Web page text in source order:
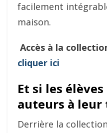
facilement
maison.
Accès à la
cliquer ici
Et si les
auteurs à leur
Derrière la